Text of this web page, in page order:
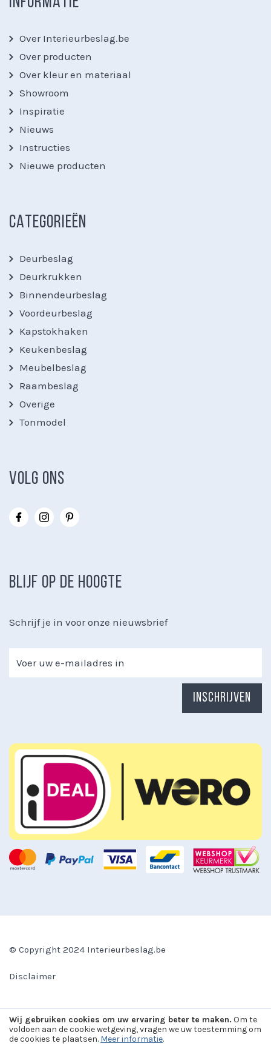
Wij gebruiken cookies om uw ervaring beter te maken. Om te
voldoen aan de cookie wetgeving, vragen we uw toestemming om
de cookies te plaatsen. Meer informatie.
Over Interieurbeslag.be
Over producten
Over kleur en materiaal
Showroom
Inspiratie
Nieuws
Instructies
Nieuwe producten
CATEGORIEËN
Deurbeslag
Deurkrukken
Binnendeurbeslag
Voordeurbeslag
Kapstokhaken
Keukenbeslag
Meubelbeslag
Raambeslag
Overige
Tonmodel
VOLG ONS
BLIJF OP DE HOOGTE
Schrijf je in voor onze nieuwsbrief
Inschrijven
© Copyright 2024 Interieurbeslag.be
Disclaimer
Algemene voorwaarden
Magento webshopdoorDutchwebdesign